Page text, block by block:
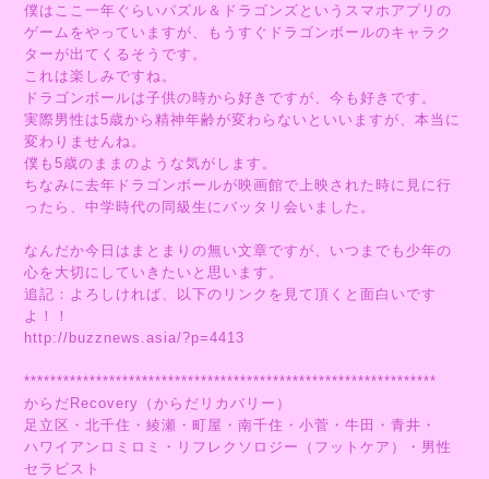
僕はここ一年ぐらいパズル＆ドラゴンズというスマホアプリの
ゲームをやっていますが、もうすぐドラゴンボールのキャラク
ターが出てくるそうです。
これは楽しみですね。
ドラゴンボールは子供の時から好きですが、今も好きです。
実際男性は5歳から精神年齢が変わらないといいますが、本当に
変わりませんね。
僕も5歳のままのような気がします。
ちなみに去年ドラゴンボールが映画館で上映された時に見に行
ったら、中学時代の同級生にバッタリ会いました。
なんだか今日はまとまりの無い文章ですが、いつまでも少年の
心を大切にしていきたいと思います。
追記：よろしければ、以下のリンクを見て頂くと面白いです
よ！！
http://buzznews.asia/?p=4413
***************************************************************
からだRecovery（からだリカバリー）
足立区・北千住・綾瀬・町屋・南千住・小菅・牛田・青井・
ハワイアンロミロミ・リフレクソロジー（フットケア）・男性
セラピスト